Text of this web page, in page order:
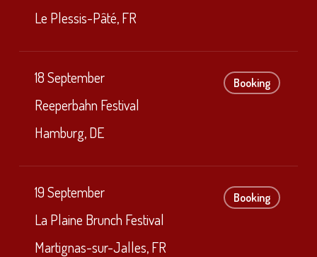
Le Plessis-Pâté, FR
18 September
Reeperbahn Festival
Hamburg, DE
Booking
19 September
La Plaine Brunch Festival
Martignas-sur-Jalles, FR
Booking